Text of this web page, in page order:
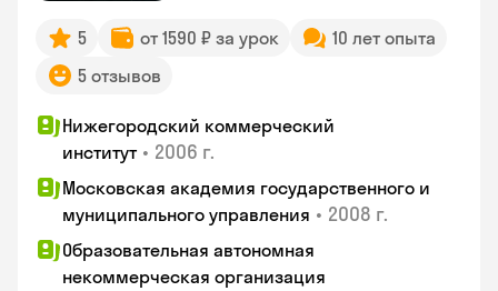
5 от 1590 ₽ за урок
10 лет опыта
5 отзывов
Нижегородский коммерческий
институт • 2006 г.
Московская академия государственного и
муниципального управления • 2008 г.
Образовательная автономная
некоммерческая организация